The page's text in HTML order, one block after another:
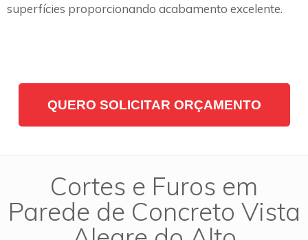
superfícies proporcionando acabamento excelente.
QUERO SOLICITAR ORÇAMENTO
Cortes e Furos em
Parede de Concreto Vista